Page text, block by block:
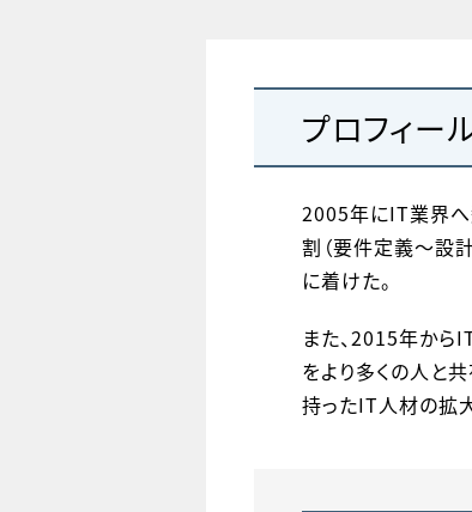
プロフィー
2005年にIT業界へ
割（要件定義～設
に着けた。
また、2015年から
をより多くの人と
持ったIT人材の拡